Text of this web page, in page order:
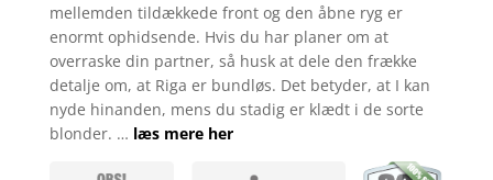
mellemden tildækkede front og den åbne ryg er
enormt ophidsende. Hvis du har planer om at
overraske din partner, så husk at dele den frække
detalje om, at Riga er bundløs. Det betyder, at I kan
nyde hinanden, mens du stadig er klædt i de sorte
blonder. … læs mere her